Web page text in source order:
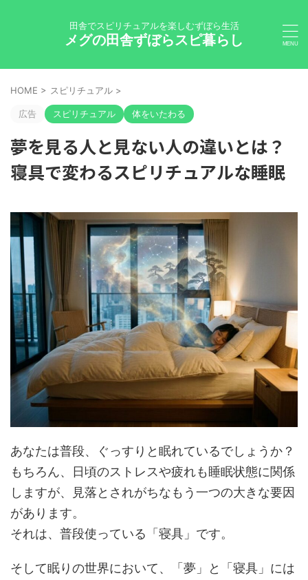
田舎でスピリチュアルを楽しむずぼら生活
メグの田舎ずぼらスピ暮らし
HOME > スピリチュアル >
広告 スピリチュアル 体をいたわる
夢を見る人と見ない人の違いとは？
寝具で変わるスピリチュアルな睡眠
あなたは普段、ぐっすりと眠れているでしょうか？
もちろん、日頃のストレスや疲れも睡眠状態に関係
しますが、見落とされがちなもう一つの大きな要因
があります。
それは、普段使っている「寝具」です。
そして眠りの世界において、「夢」と「寝具」には